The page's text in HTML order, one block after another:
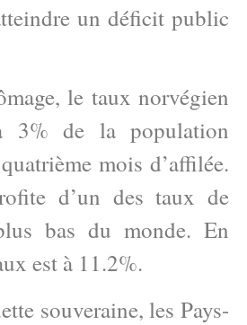
un déficit public
le taux norvégien
3% de la population
mois d’affilée.
d’un des taux de
bas du monde. En
est à 11.2%.
souveraine, les Pays-